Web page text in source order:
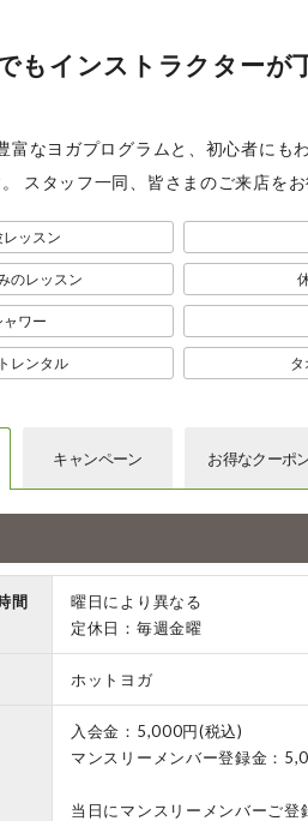
もインストラクターが
富なヨガプログラムと、初心者にも
スタッフ一同、皆さまのご来店を
レッスン
のレッスン
ャワー
レンタル
キャンペーン お得なクーポ
間
曜日により異なる
定休日：毎週金曜
ホットヨガ
入会金：5,000円(税込)
マンスリーメンバー登録金：
当日にマンスリーメンバーご